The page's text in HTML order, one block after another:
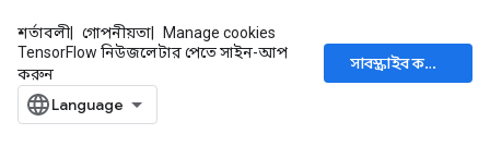
শর্তাবলী গোপনীয়তা
Manage cookies
TensorFlow নিউজলেটার পেতে সাইন-আপ
করুন
সাবস্ক্রাইব করুন